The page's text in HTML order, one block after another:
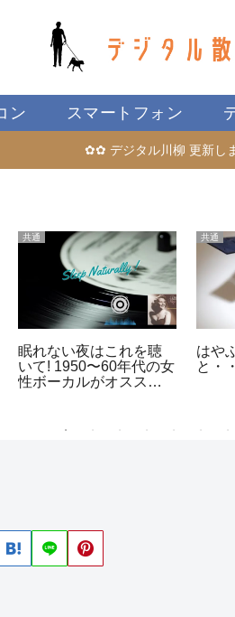
ン スマートフォン
✿✿ デジタル川柳 更新し
共通
眠れない夜はこれを聴
いて! 1950〜60年代の女
性ボーカルがオススメ
共通
はや
と・